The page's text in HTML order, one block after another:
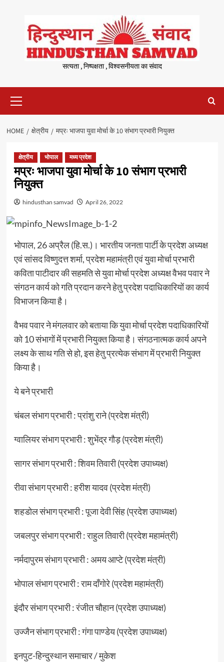
content
सत्यता , निष्पक्षता , विश्वसनीयता का संवाद
Menu
HOME क्षेत्रीय मप्रः भाजपा युवा मोर्चा के 10 संभाग प्रभारी नियुक्त
क्षेत्रीय भोपाल मध्य प्रदेश
मप्रः भाजपा युवा मोर्चा के 10 संभाग प्रभारी
नियुक्त
hindusthan samvad April 26, 2022
भोपाल, 26 अप्रैल (हि.स.)। भारतीय जनता पार्टी के प्रदेश अध्यक्ष
एवं सांसद विष्णुदत्त शर्मा, प्रदेश महामंत्री एवं युवा मोर्चा प्रभारी
कविता पाटीदार की सहमति से युवा मोर्चा प्रदेश अध्यक्ष वैभव पवार ने
संगठन कार्य को गति प्रदान करने हेतु प्रदेश पदाधिकारियों का कार्य
विभाजन किया है।
वैभव पवार ने मंगलवार को बताया कि युवा मोर्चा प्रदेश पदाधिकारियों
को 10 संभागों में प्रभारी नियुक्त किया है। संगठनात्मक कार्य अपने
लक्ष्य के साथ गति से हो, इस हेतु प्रत्येक संभाग में प्रभारी नियुक्त
किया है।
ये बने प्रभारी
चंबल संभाग प्रभारी : प्रांशु राने (प्रदेश मंत्री)
ग्वालियर संभाग प्रभारी : शुभेंद्र गौड़ (प्रदेश मंत्री)
सागर संभाग प्रभारी : शिवम तिवारी (प्रदेश उपाध्यक्ष)
रीवा संभाग प्रभारी : हरीश यादव (प्रदेश मंत्री)
शहडोल संभाग प्रभारी : पूजा देवी सिंह (प्रदेश उपाध्यक्ष)
जबलपुर संभाग प्रभारी : राहुल तिवारी (प्रदेश महामंत्री)
नर्मदापुरम संभाग प्रभारी : अमय आप्टे (प्रदेश मंत्री)
भोपाल संभाग प्रभारी : राम दाँगोरे (प्रदेश महामंत्री)
इंदौर संभाग प्रभारी : रंजीत चौहान (प्रदेश उपाध्यक्ष)
उज्जैन संभाग प्रभारी : गंगा पाण्डेय (प्रदेश उपाध्यक्ष)
इनपुट-हिन्दुस्थान समाचार / मुकेश